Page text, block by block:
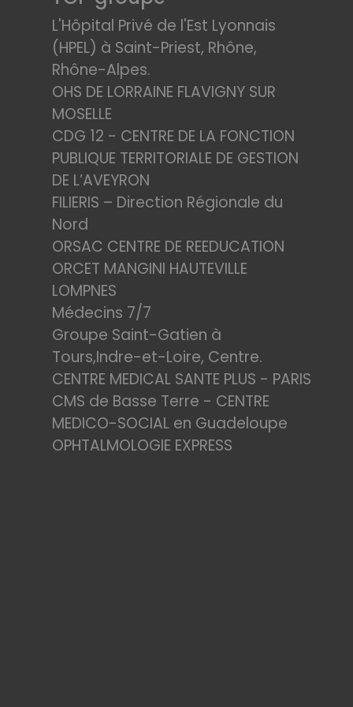
L'Hôpital Privé de l'Est Lyonnais
(HPEL) à Saint-Priest, Rhône,
Rhône-Alpes.
OHS DE LORRAINE FLAVIGNY SUR
MOSELLE
CDG 12 - CENTRE DE LA FONCTION
PUBLIQUE TERRITORIALE DE GESTION
DE L’AVEYRON
FILIERIS – Direction Régionale du
Nord
ORSAC CENTRE DE REEDUCATION
ORCET MANGINI HAUTEVILLE
LOMPNES
Médecins 7/7
Groupe Saint-Gatien à
Tours,Indre-et-Loire, Centre.
CENTRE MEDICAL SANTE PLUS - PARIS
CMS de Basse Terre - CENTRE
MEDICO-SOCIAL en Guadeloupe
OPHTALMOLOGIE EXPRESS